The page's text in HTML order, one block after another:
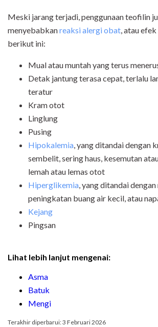
Meski jarang terjadi, penggunaan teofilin
menyebabkanreaksi alergi obat, atau
berikut ini:
Mual atau muntah yang terus
Detak jantung terasa cepat, terlalu
teratur
Kram otot
Linglung
Pusing
Hipokalemia, yang ditandai dengan
sembelit, sering haus, kesemutan
lemah atau lemas otot
Hiperglikemia, yang ditandai
peningkatan buang air kecil, atau
Kejang
Pingsan
Lihat lebih lanjut mengenai:
Asma
Batuk
Mengi
Terakhir diperbarui: 3 Februari 2026